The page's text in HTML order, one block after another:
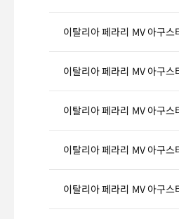
이탈리아 페라리 MV 아구
이탈리아 페라리 MV 아구
이탈리아 페라리 MV 아구
이탈리아 페라리 MV 아구
이탈리아 페라리 MV 아구